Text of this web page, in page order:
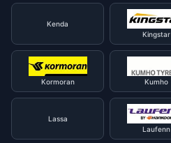
Kenda
Kingstar
Kormoran Kumho
Lassa
Laufenn